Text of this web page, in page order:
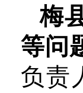
梅
等问
负责